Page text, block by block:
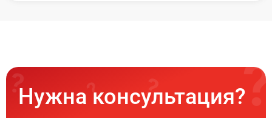
Нужна консультация?